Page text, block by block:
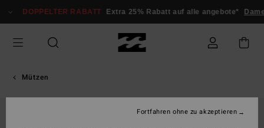
zur
springen
DOPPELTER RABATT Extra 25% Rabatt auf alle angebote* Damen
Mützen
Fortfahren ohne zu akzeptieren